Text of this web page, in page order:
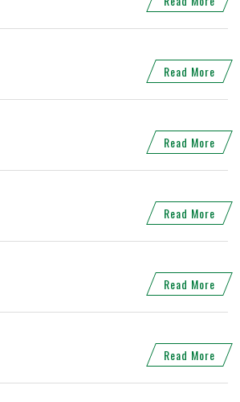
Read More
Read More
Read More
Read More
Read More